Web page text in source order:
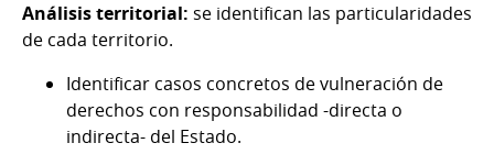
Análisis territorial: se identifican las particularidades
de cada territorio.
Identificar casos concretos de vulneración de
derechos con responsabilidad -directa o
indirecta- del Estado.